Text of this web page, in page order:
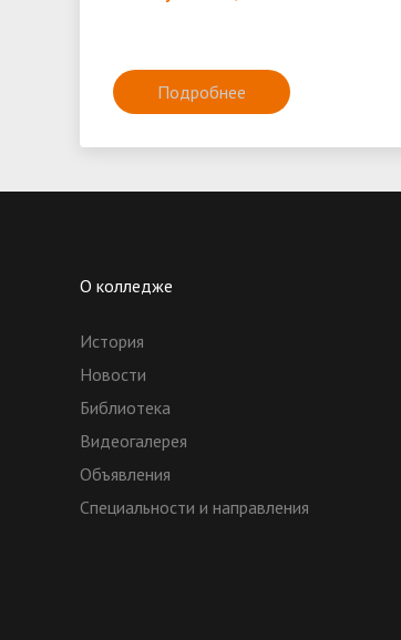
Подробнее
О колледже
История
Новости
Библиотека
Видеогалерея
Объявления
Специальности и направления